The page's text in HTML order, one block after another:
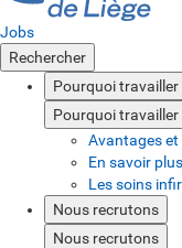
Jobs
Rechercher
Pourquoi travailler
Pourquoi travailler
Avantages
En savoir
Les soins
Nous recrutons
Nous recrutons